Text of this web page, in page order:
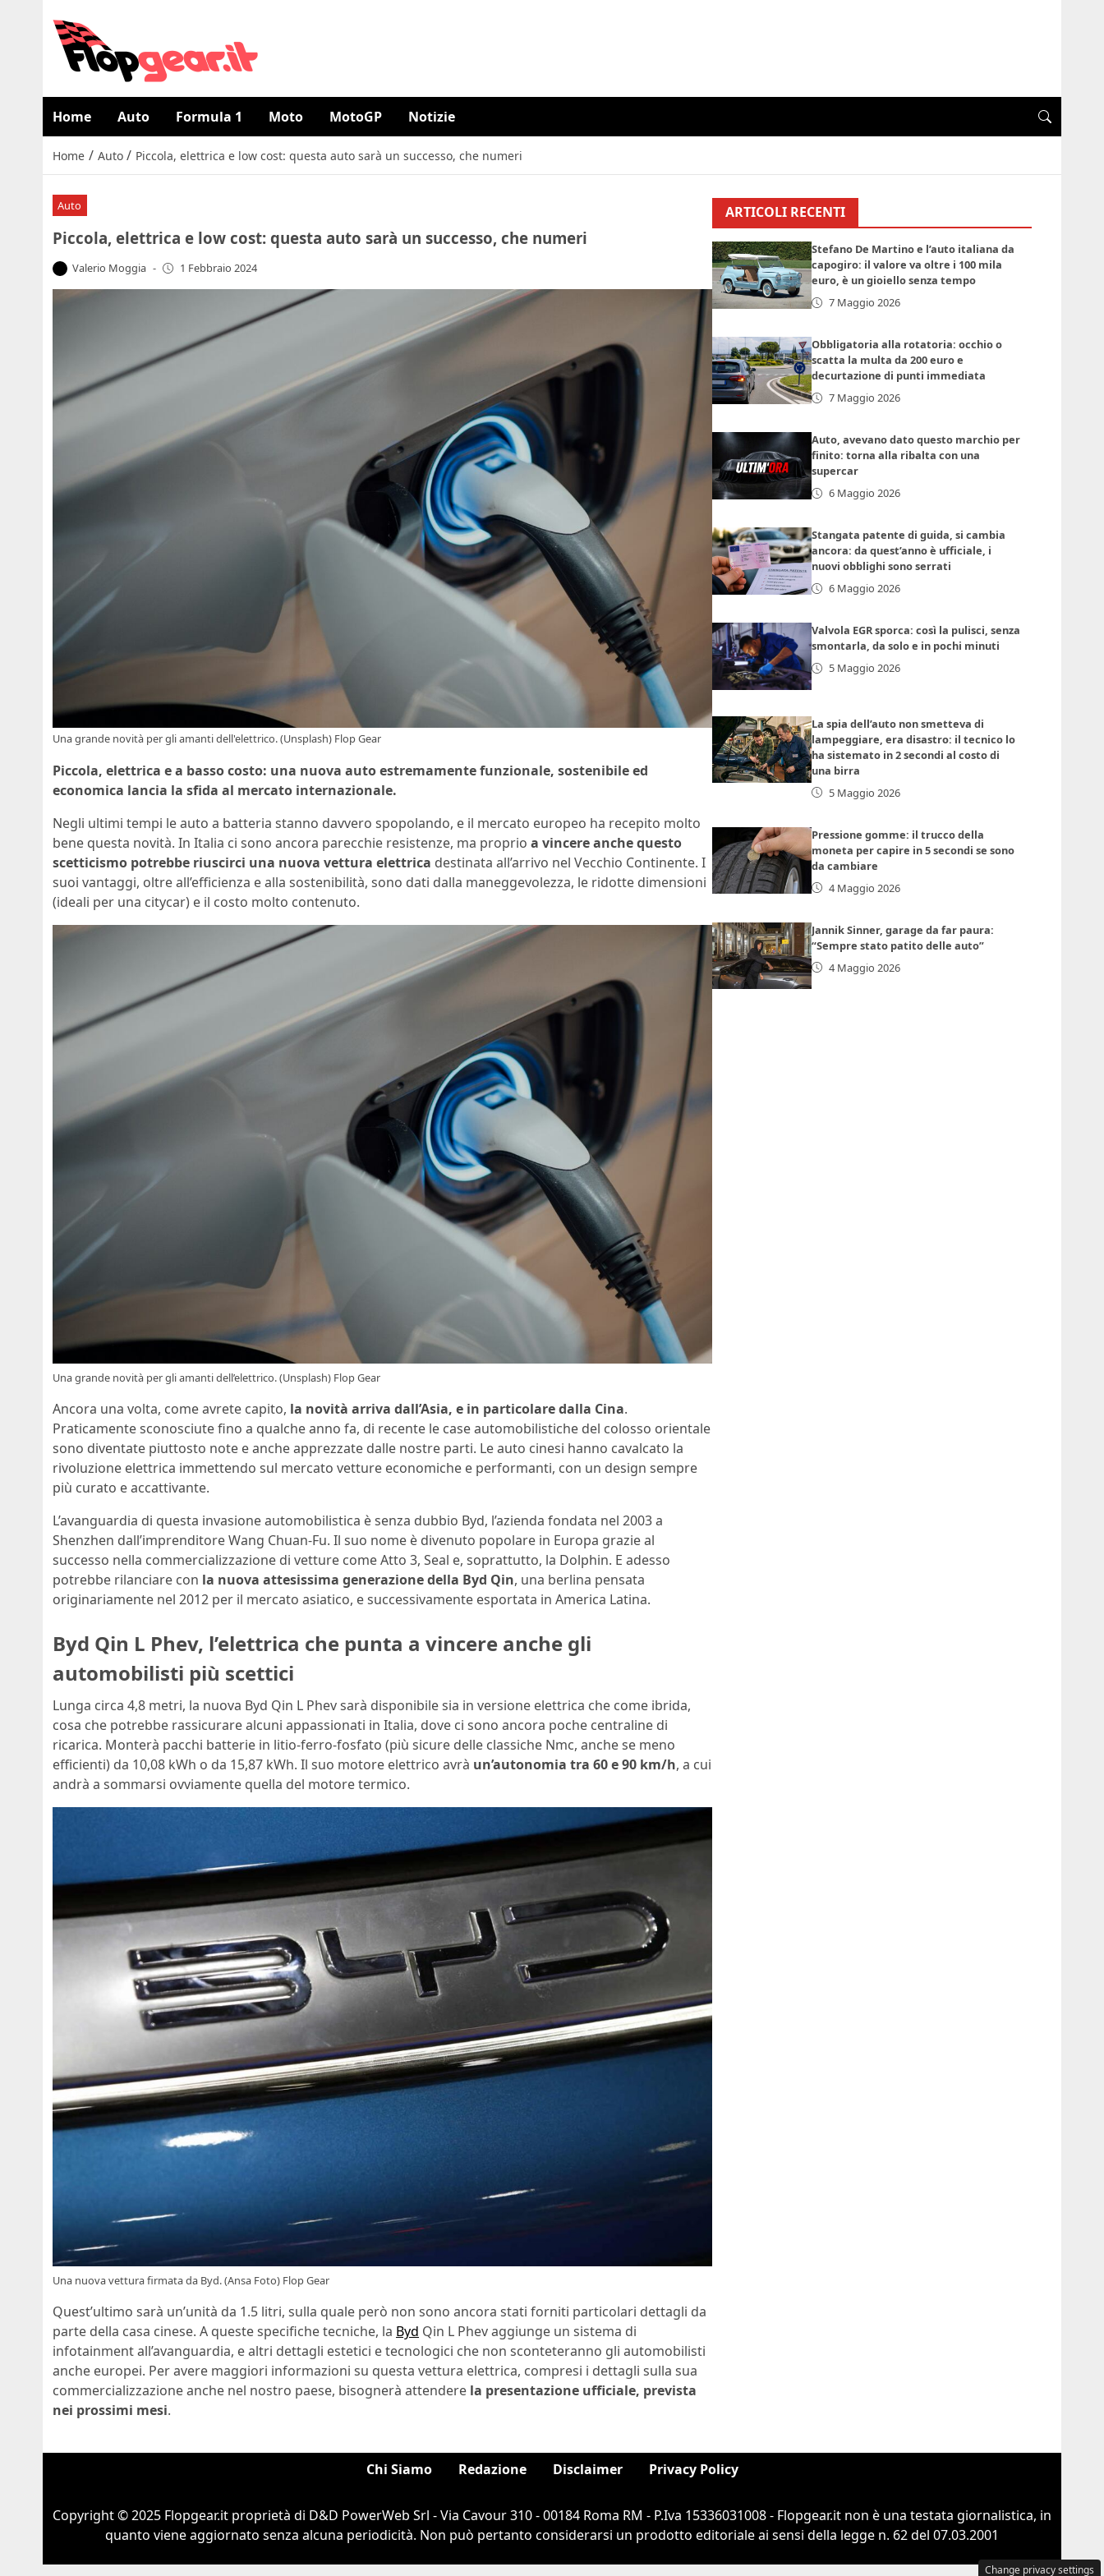
Home Auto Formula 1 Moto MotoGP Notizie
Home / Auto / Piccola, elettrica e low cost: questa auto sarà un successo, che numeri
Auto
Piccola, elettrica e low cost: questa auto sarà un successo, che numeri
Valerio Moggia - 1 Febbraio 2024
Una grande novità per gli amanti dell'elettrico. (Unsplash) Flop Gear
Piccola, elettrica e a basso costo: una nuova auto estremamente funzionale, sostenibile ed
economica lancia la sfida al mercato internazionale.
Negli ultimi tempi le auto a batteria stanno davvero spopolando, e il mercato europeo ha recepito molto
bene questa novità. In Italia ci sono ancora parecchie resistenze, ma proprio a vincere anche questo
scetticismo potrebbe riuscirci una nuova vettura elettrica destinata all’arrivo nel Vecchio Continente. I
suoi vantaggi, oltre all’efficienza e alla sostenibilità, sono dati dalla maneggevolezza, le ridotte dimensioni
(ideali per una citycar) e il costo molto contenuto.
Una grande novità per gli amanti dell’elettrico. (Unsplash) Flop Gear
Ancora una volta, come avrete capito, la novità arriva dall’Asia, e in particolare dalla Cina.
Praticamente sconosciute fino a qualche anno fa, di recente le case automobilistiche del colosso orientale
sono diventate piuttosto note e anche apprezzate dalle nostre parti. Le auto cinesi hanno cavalcato la
rivoluzione elettrica immettendo sul mercato vetture economiche e performanti, con un design sempre
più curato e accattivante.
L’avanguardia di questa invasione automobilistica è senza dubbio Byd, l’azienda fondata nel 2003 a
Shenzhen dall’imprenditore Wang Chuan-Fu. Il suo nome è divenuto popolare in Europa grazie al
successo nella commercializzazione di vetture come Atto 3, Seal e, soprattutto, la Dolphin. E adesso
potrebbe rilanciare con la nuova attesissima generazione della Byd Qin, una berlina pensata
originariamente nel 2012 per il mercato asiatico, e successivamente esportata in America Latina.
Byd Qin L Phev, l’elettrica che punta a vincere anche gli
automobilisti più scettici
Lunga circa 4,8 metri, la nuova Byd Qin L Phev sarà disponibile sia in versione elettrica che come ibrida,
cosa che potrebbe rassicurare alcuni appassionati in Italia, dove ci sono ancora poche centraline di
ricarica. Monterà pacchi batterie in litio-ferro-fosfato (più sicure delle classiche Nmc, anche se meno
efficienti) da 10,08 kWh o da 15,87 kWh. Il suo motore elettrico avrà un’autonomia tra 60 e 90 km/h, a cui
andrà a sommarsi ovviamente quella del motore termico.
Una nuova vettura firmata da Byd. (Ansa Foto) Flop Gear
Quest’ultimo sarà un’unità da 1.5 litri, sulla quale però non sono ancora stati forniti particolari dettagli da
parte della casa cinese. A queste specifiche tecniche, la Byd Qin L Phev aggiunge un sistema di
infotainment all’avanguardia, e altri dettagli estetici e tecnologici che non sconteteranno gli automobilisti
anche europei. Per avere maggiori informazioni su questa vettura elettrica, compresi i dettagli sulla sua
commercializzazione anche nel nostro paese, bisognerà attendere la presentazione ufficiale, prevista
nei prossimi mesi.
ARTICOLI RECENTI
Stefano De Martino e l’auto italiana da
capogiro: il valore va oltre i 100 mila
euro, è un gioiello senza tempo
7 Maggio 2026
Obbligatoria alla rotatoria: occhio o
scatta la multa da 200 euro e
decurtazione di punti immediata
7 Maggio 2026
Auto, avevano dato questo marchio per
finito: torna alla ribalta con una
supercar
6 Maggio 2026
Stangata patente di guida, si cambia
ancora: da quest’anno è ufficiale, i
nuovi obblighi sono serrati
6 Maggio 2026
Valvola EGR sporca: così la pulisci, senza
smontarla, da solo e in pochi minuti
5 Maggio 2026
La spia dell’auto non smetteva di
lampeggiare, era disastro: il tecnico lo
ha sistemato in 2 secondi al costo di
una birra
5 Maggio 2026
Pressione gomme: il trucco della
moneta per capire in 5 secondi se sono
da cambiare
4 Maggio 2026
Jannik Sinner, garage da far paura:
“Sempre stato patito delle auto”
4 Maggio 2026
Chi Siamo Redazione Disclaimer Privacy Policy
Copyright © 2025 Flopgear.it proprietà di D&D PowerWeb Srl - Via Cavour 310 - 00184 Roma RM - P.Iva 15336031008 - Flopgear.it non è una testata giornalistica, in
quanto viene aggiornato senza alcuna periodicità. Non può pertanto considerarsi un prodotto editoriale ai sensi della legge n. 62 del 07.03.2001
Change privacy settings